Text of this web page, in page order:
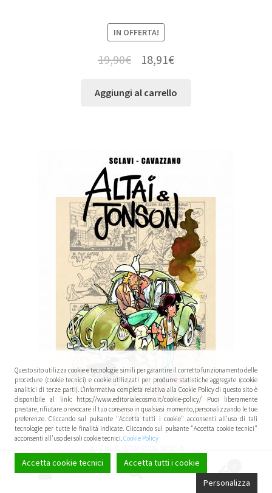
IN OFFERTA!
19,90€ 18,91€
Aggiungi al carrello
Questo sito utilizza cookie e tecnologie simili per garantire il corretto funzionamento delle
procedure (cookie tecnici) e cookie utilizzati per produrre statistiche aggregate (cookie
analitici di terze parti). L’informativa completa relativa alla Cookie Policy di questo sito è
disponibile al link: https://www.editorialecosmo.it/cookie-policy/ Puoi liberamente
prestare, rifiutare o revocare il tuo consenso in qualsiasi momento, personalizzando le tue
preferenze. Cliccando sul pulsante "Accetta tutti i cookie" acconsenti all'uso di tali
tecnologie per tutte le finalità indicate. Cliccando sul pulsante "Accetta cookie tecnici"
acconsenti all'uso dei soli cookie tecnici.Cookie Policy
Accetta cookie tecnici
Accetta tutti i cookie
Personalizza